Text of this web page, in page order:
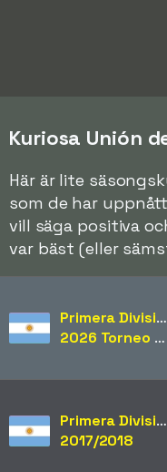
Kuriosa Unión
Här är lite
som de har
vill säga positiva
var bäst (eller
Primera División
2026 Torneo Apertura
Primera División
2017/2018